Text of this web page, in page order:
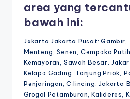
area yang
bawah ini:
Jakarta Jakarta Pusat: Gambir,
Menteng, Senen, Cempaka
Kemayoran, Sawah Besar.
Kelapa Gading, Tanjung Priok,
Penjaringan, Cilincing. Jakarta
Grogol Petamburan, Kalideres,